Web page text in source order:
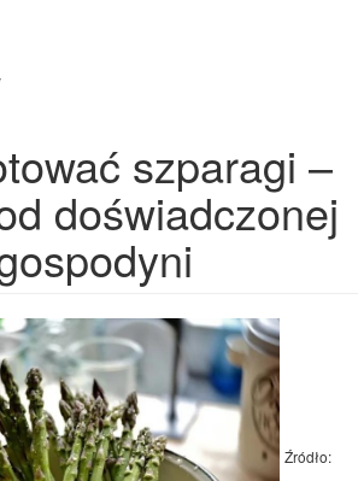
szparagi –
doświadczonej
Źródło: